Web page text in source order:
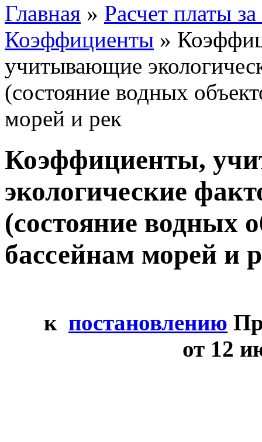
Главная » Расчет платы
Коэффициенты »
учитывающие
(состояние водных
морей и рек
Коэффициенты,
экологические
(состояние водных
бассейнам морей и
к постановлению
от 12